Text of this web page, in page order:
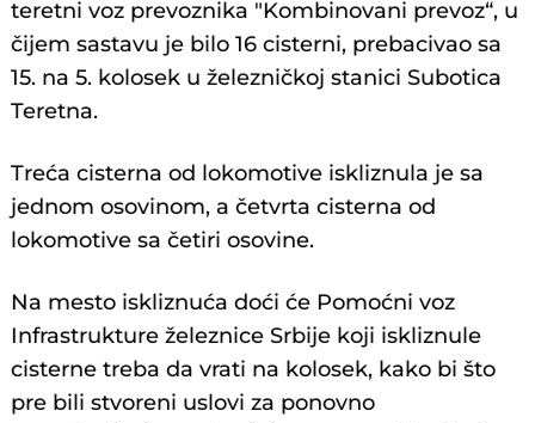
teretni voz prevoznika "Kombinovani prevoz“, u
čijem sastavu je bilo 16 cisterni, prebacivao sa
15. na 5. kolosek u železničkoj stanici Subotica
Teretna.
Treća cisterna od lokomotive iskliznula je sa
jednom osovinom, a četvrta cisterna od
lokomotive sa četiri osovine.
Na mesto iskliznuća doći će Pomoćni voz
Infrastrukture železnice Srbije koji iskliznule
cisterne treba da vrati na kolosek, kako bi što
pre bili stvoreni uslovi za ponovno